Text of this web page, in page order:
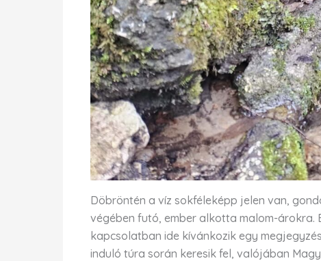
Döbröntén a víz sokféleképp jelen van,
végében futó, ember alkotta malom-árokra.
kapcsolatban ide kívánkozik egy
induló túra során keresik fel, valójában